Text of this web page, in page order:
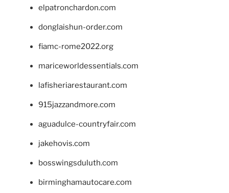
elpatronchardon.com
donglaishun-order.com
fiamc-rome2022.org
mariceworldessentials.com
lafisheriarestaurant.com
915jazzandmore.com
aguadulce-countryfair.com
jakehovis.com
bosswingsduluth.com
birminghamautocare.com